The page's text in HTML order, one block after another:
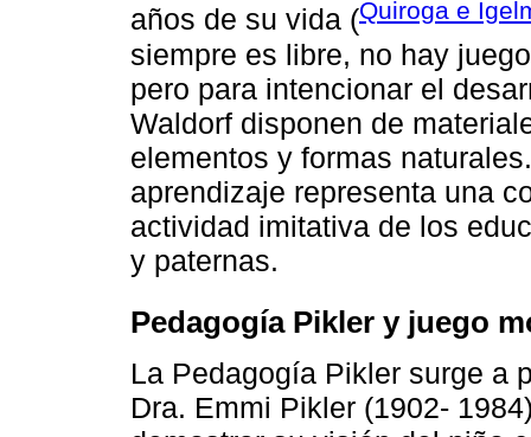
años de su vida (Quiroga e
siempre es libre, no hay
pero para intencionar el
Waldorf disponen de
elementos y formas
aprendizaje representa una
actividad imitativa de los
y paternas.
Pedagogía Pikler y juego
La Pedagogía Pikler surge a
Dra. Emmi Pikler (1902-